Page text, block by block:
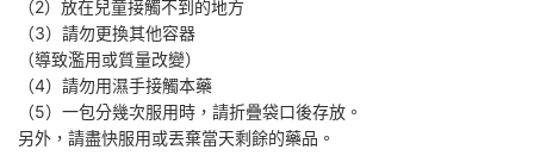
（2）放在兒童接觸不到的地方
（3）請勿更換其他容器
（導致濫用或質量改變）
（4）請勿用濕手接觸本藥
（5）一包分幾次服用時，請折疊袋口後存放。
另外，請盡快服用或丟棄當天剩餘的藥品。